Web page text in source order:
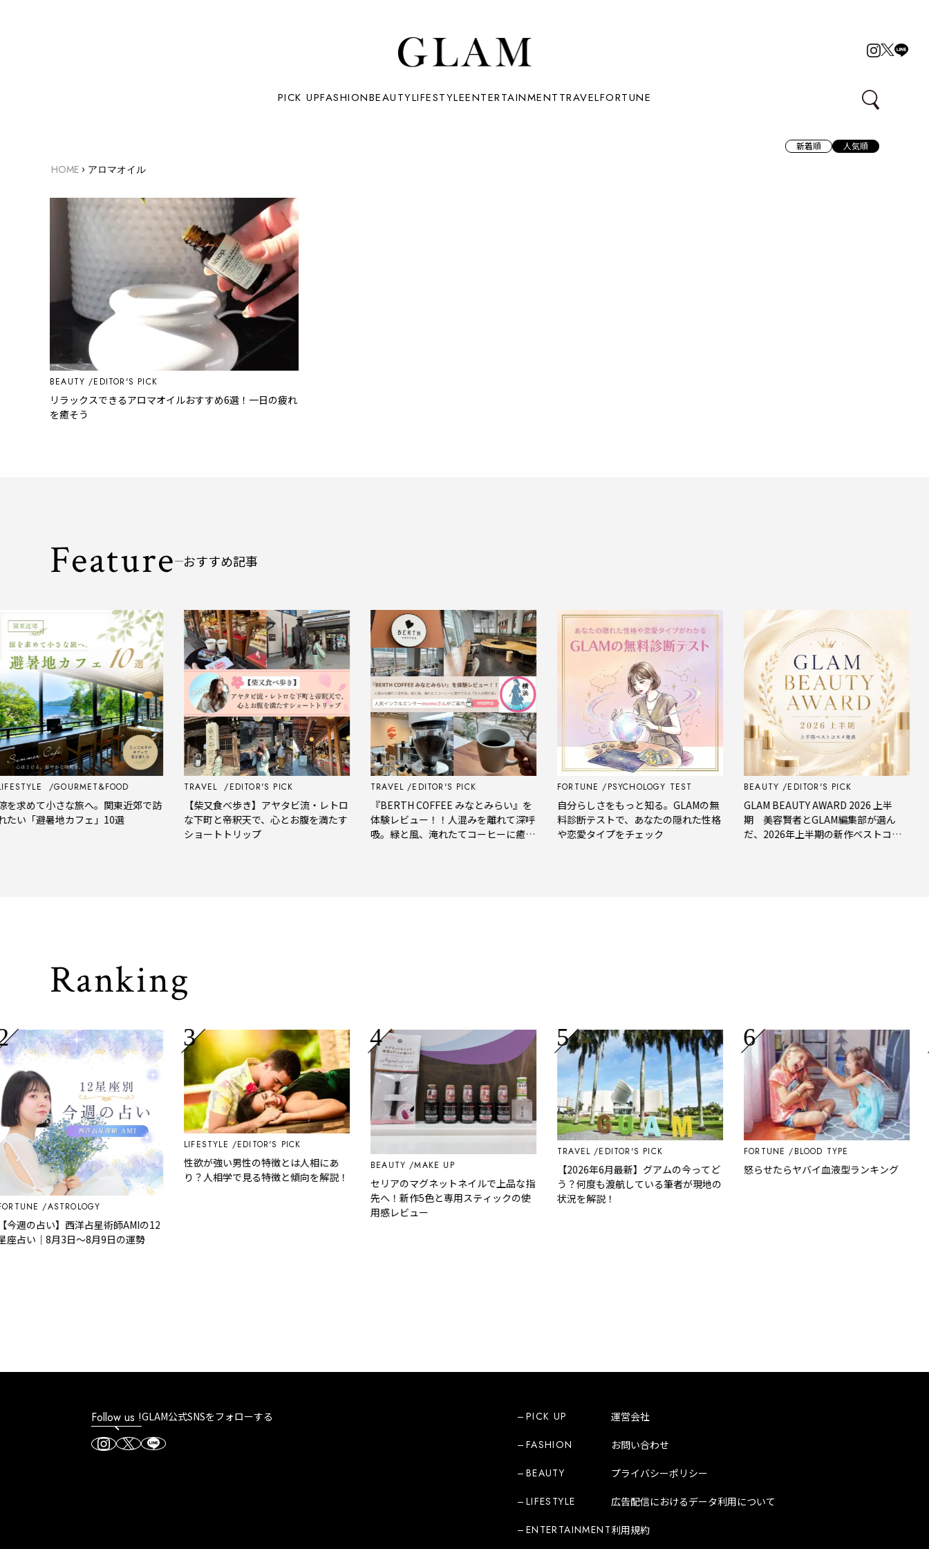
PICK UPFASHIONBEAUTYLIFESTYLEENTERTAINMENTTRAVELFORTUNE
新着順 人気順
HOME › アロマオイル
BEAUTY EDITOR'S PICK
リラックスできるアロマオイルおすすめ6選！一日の疲れ
を癒そう
Feature おすすめ記事
GOURMET&FOOD
めて小さな旅へ。関東近郊で訪
「避暑地カフェ」10選
TRAVEL EDITOR'S PICK
【柴又食べ歩き】アヤタビ流・レトロ
な下町と帝釈天で、心とお腹を満たす
ショートトリップ
TRAVEL EDITOR'S PICK
『BERTH COFFEE みなとみらい』を
体験レビュー！！人混みを離れて深呼
吸。緑と風、淹れたてコーヒーに癒や
FORTUNE PSYCHOLOGY TEST
自分らしさをもっと知る。GLAMの無
料診断テストで、あなたの隠れた性格
や恋愛タイプをチェック
BEAUTY EDITOR'S PICK
GLAM BEAUTY AWARD 2026 上半
期 美容賢者とGLAM編集部が選ん
だ、2026年上半期の新作ベストコス
Ranking
ASTROLOGY
の占い】西洋占星術師AMIの12
い｜8月3日～8月9日の運勢
LIFESTYLE EDITOR'S PICK
性欲が強い男性の特徴とは人相にあ
り？人相学で見る特徴と傾向を解説！
BEAUTY MAKE UP
セリアのマグネットネイルで上品な指
先へ！新作5色と専用スティックの使
用感レビュー
TRAVEL EDITOR'S PICK
【2026年6月最新】グアムの今ってど
う？何度も渡航している筆者が現地の
状況を解説！
FORTUNE BLOOD TYPE
怒らせたらヤバイ血液型ランキング
Follow us !GLAM公式SNSをフォローする PICK UP
FASHION
BEAUTY
LIFESTYLE
ENTERTAINMENT
運営会社
お問い合わせ
プライバシーポリシー
広告配信におけるデータ利用について
利用規約